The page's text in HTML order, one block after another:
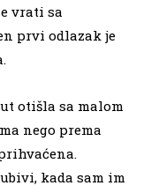
vrati sa
prvi odlazak je
otišla sa malom
nego prema
kada sam im